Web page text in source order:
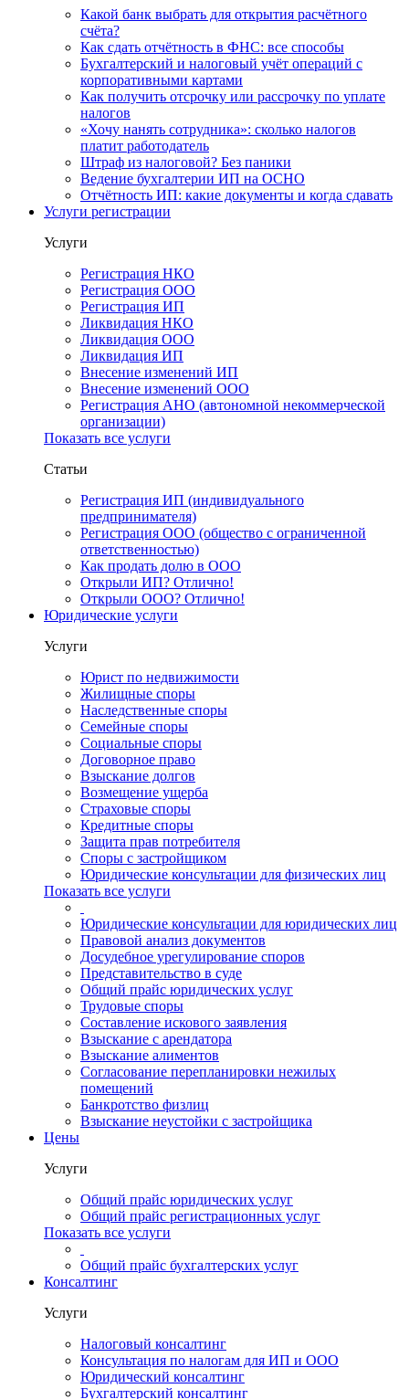
Какой банк выбрать для открытия расчётного
счёта?
Как сдать отчётность в ФНС: все способы
Бухгалтерский и налоговый учёт операций с
корпоративными картами
Как получить отсрочку или рассрочку по уплате
налогов
«Хочу нанять сотрудника»: сколько налогов
платит работодатель
Штраф из налоговой? Без паники
Ведение бухгалтерии ИП на ОСНО
Отчётность ИП: какие документы и когда сдавать
Услуги регистрации
Услуги
Регистрация НКО
Регистрация ООО
Регистрация ИП
Ликвидация НКО
Ликвидация ООО
Ликвидация ИП
Внесение изменений ИП
Внесение изменений ООО
Регистрация АНО (автономной некоммерческой
организации)
Показать все услуги
Статьи
Регистрация ИП (индивидуального
предпринимателя)
Регистрация ООО (общество с ограниченной
ответственностью)
Как продать долю в ООО
Открыли ИП? Отлично!
Открыли ООО? Отлично!
Юридические услуги
Услуги
Юрист по недвижимости
Жилищные споры
Наследственные споры
Семейные споры
Социальные споры
Договорное право
Взыскание долгов
Возмещение ущерба
Страховые споры
Кредитные споры
Защита прав потребителя
Споры с застройщиком
Юридические консультации для физических лиц
Показать все услуги
Юридические консультации для юридических лиц
Правовой анализ документов
Досудебное урегулирование споров
Представительство в суде
Общий прайс юридических услуг
Трудовые споры
Составление искового заявления
Взыскание с арендатора
Взыскание алиментов
Cогласование перепланировки нежилых
помещений
Банкротство физлиц
Взыскание неустойки с застройщика
Цены
Услуги
Общий прайс юридических услуг
Общий прайс регистрационных услуг
Показать все услуги
Общий прайс бухгалтерских услуг
Консалтинг
Услуги
Налоговый консалтинг
Консультация по налогам для ИП и ООО
Юридический консалтинг
Бухгалтерский консалтинг